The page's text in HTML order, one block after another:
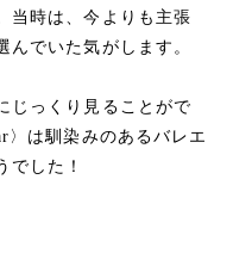
当時は、今よりも主張
でいた気がします。
じっくり見ることがで
〉は馴染みのあるバレエ
でした！